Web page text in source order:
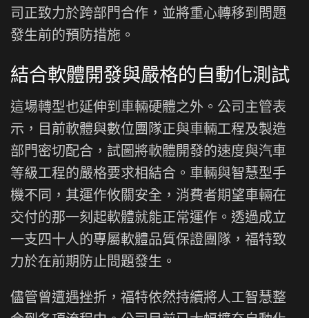
司正致力於跨部門合作，並將重心轉移到問題
發生前的預防措施。
結合軟體開發與嚴格的自動化測試
這場轉型也延伸到車輛硬體之外。公司主管表
示，目前軟體與數位團隊正與車輛工程及製造
部門密切配合，試圖將軟體開發的速度與汽車
等級工程的嚴格要求相結合。車輛與智慧型手
機不同，其運作攸關安全，消費者期望車輛在
交付的那一刻起軟體就能正常運作。透過成立
一支四十人的專屬軟體品質保證團隊，福特致
力於在前期防止問題發生。
儘管曾遭遇挫折，福特依然持續將人工智慧整